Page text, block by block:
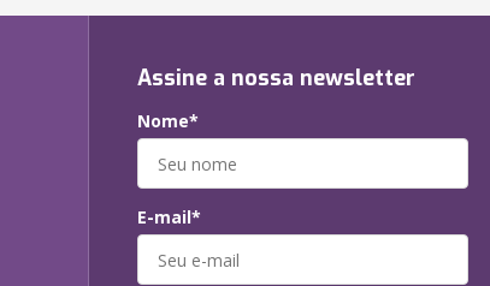
Assine a nossa newsletter
Nome*
E-mail*